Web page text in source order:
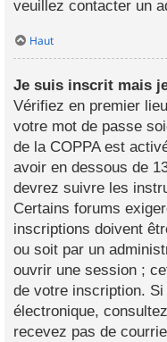
veuillez contacter un
Haut
Je suis inscrit mais
Vérifiez en premier
votre mot de passe
de la COPPA est
avoir en dessous de
devrez suivre les
Certains forums
inscriptions doivent
ou soit par un
ouvrir une session ;
de votre inscription.
électronique,
recevez pas de